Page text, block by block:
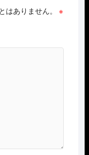
はありません。
※